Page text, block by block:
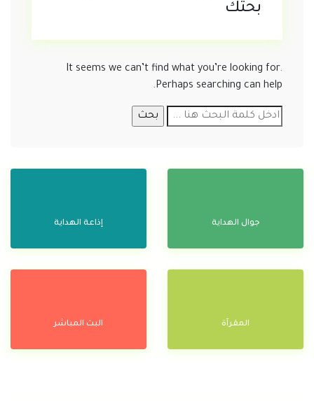
بحثك
It seems we can’t find what you’re looking for.
Perhaps searching can help.
جوال الهداية إذاعة الهداية
المقرآة البث المباشر